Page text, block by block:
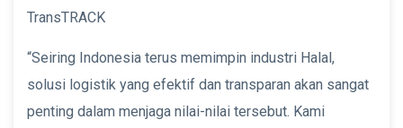
TransTRACK
“Seiring Indonesia terus memimpin industri Halal,
solusi logistik yang efektif dan transparan akan sangat
penting dalam menjaga nilai-nilai tersebut. Kami